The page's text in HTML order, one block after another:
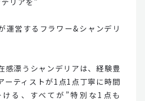
運営するフラワー&シャンデリ
感漂うシャンデリアは、経験豊
ーティストが1点1点丁寧に時間
る、すべてが”特別な1点も